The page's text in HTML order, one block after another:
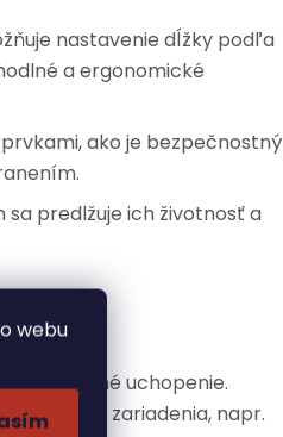
webu
nastavenie dĺžky podľa
a ergonomické
ako je bezpečnostný
sa predlžuje ich životnosť a
bezpečné uchopenie.
aktivácie zariadenia, napr.